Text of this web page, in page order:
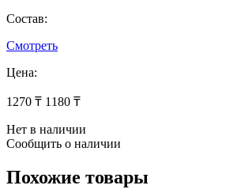
Состав:
Смотреть
Цена:
1270 ₸ 1180 ₸
Нет в наличии
Сообщить о наличии
Похожие товары